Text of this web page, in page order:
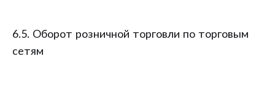
6.5. Оборот розничной торговли по торговым
сетям